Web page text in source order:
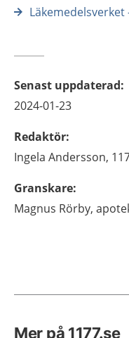
Senast uppdaterad:
2024-01-23
Redaktör:
Ingela Andersson,
Granskare:
Magnus Rörby,
Mer på 1177.se